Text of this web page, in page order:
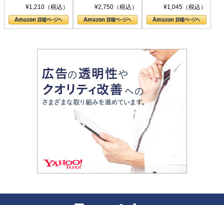
シリーズ)¥1,210（税込）
〈ヤヌス〉の二つ
の顔
¥2,750（税込）
ル新書)¥1,045（税込）